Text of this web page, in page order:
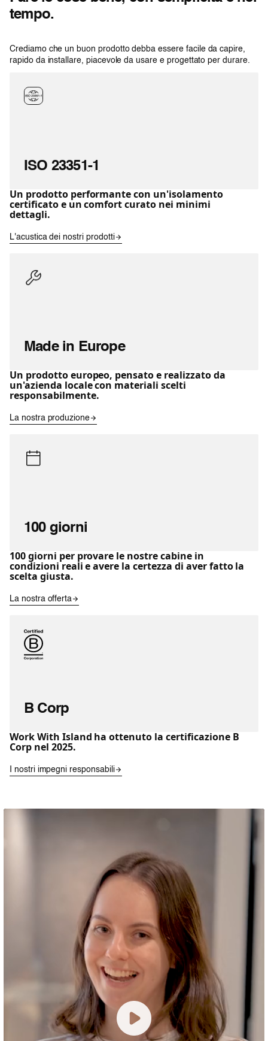
tempo.
Crediamo che un buon prodotto debba essere facile da capire,
rapido da installare, piacevole da usare e progettato per durare.
ISO 23351-1
Un prodotto performante con un'isolamento
certificato e un comfort curato nei minimi
dettagli.
L'acustica dei nostri prodotti
Made in Europe
Un prodotto europeo, pensato e realizzato da
un'azienda locale con materiali scelti
responsabilmente.
La nostra produzione
100 giorni
100 giorni per provare le nostre cabine in
condizioni reali e avere la certezza di aver fatto la
scelta giusta.
La nostra offerta
B Corp
Work With Island ha ottenuto la certificazione B
Corp nel 2025.
I nostri impegni responsabili